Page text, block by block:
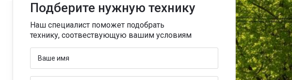
Подберите нужную технику
Наш специалист поможет подобрать
технику, соотвествующую вашим условиям